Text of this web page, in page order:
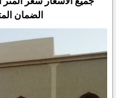
الضمان